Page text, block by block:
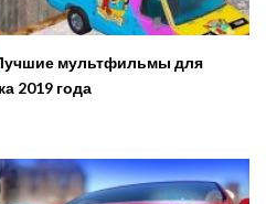
мультфильмы для
2019 года